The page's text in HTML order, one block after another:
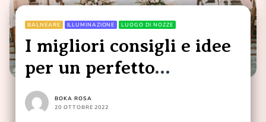
BALNEARE ILLUMINAZIONE LUOGO DI NOZZE
I migliori consigli e idee
per un perfetto
matrimonio sulla
spiaggia!
BOKA ROSA
20 OTTOBRE 2022